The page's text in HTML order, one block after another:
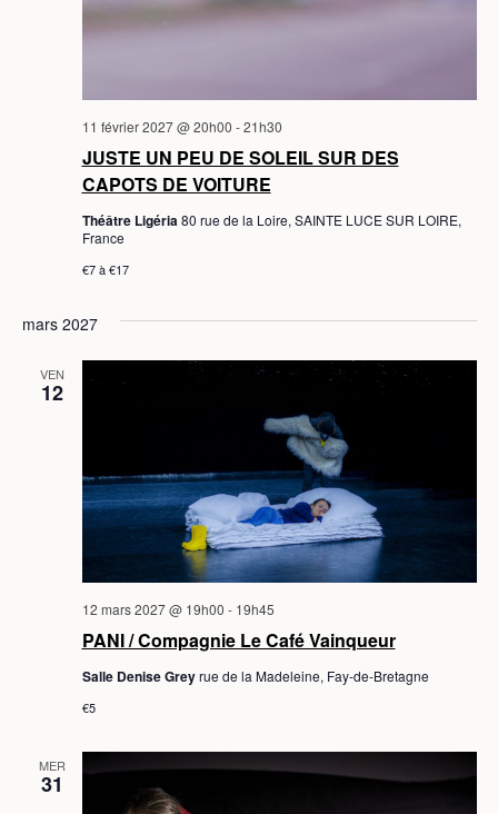
JUSTE UN PEU DE SOLEIL SUR DES
CAPOTS DE VOITURE
11 février 2027 @ 20h00 -21h30
Théâtre Ligéria80 rue de la Loire, SAINTE LUCE SUR LOIRE,
France
€7 à €17
mars 2027
VEN
12
PANI / Compagnie Le Café Vainqueur
12 mars 2027 @ 19h00 - 19h45
Salle Denise Greyrue de la Madeleine, Fay-de-Bretagne
€5
MER
31